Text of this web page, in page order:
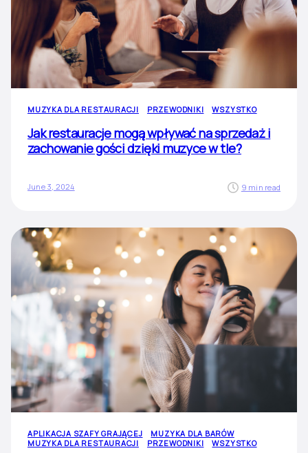
MUZYKA DLA RESTAURACJI PRZEWODNIKI WSZYSTKO
Jak restauracje mogą wpływać na sprzedaż i
zachowanie gości dzięki muzyce w tle?
June 3, 2024 9 min read
APLIKACJA SZAFY GRAJĄCEJ
MUZYKA DLA BARÓW
MUZYKA DLA RESTAURACJI
PRZEWODNIKI WSZYSTKO